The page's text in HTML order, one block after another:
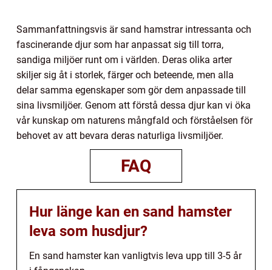
Sammanfattningsvis är sand hamstrar intressanta och
fascinerande djur som har anpassat sig till torra,
sandiga miljöer runt om i världen. Deras olika arter
skiljer sig åt i storlek, färger och beteende, men alla
delar samma egenskaper som gör dem anpassade till
sina livsmiljöer. Genom att förstå dessa djur kan vi öka
vår kunskap om naturens mångfald och förståelsen för
behovet av att bevara deras naturliga livsmiljöer.
FAQ
Hur länge kan en sand hamster
leva som husdjur?
En sand hamster kan vanligtvis leva upp till 3-5 år